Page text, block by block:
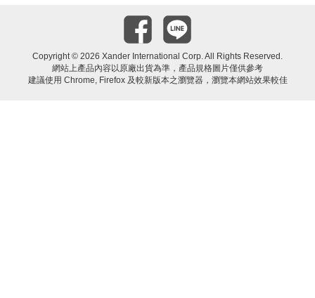
Copyright © 2026 Xander International Corp. All Rights Reserved.
網站上產品內容以原廠出貨為準，產品規格圖片僅供參考
建議使用 Chrome, Firefox 及較新版本之瀏覽器，瀏覽本網站效果較佳